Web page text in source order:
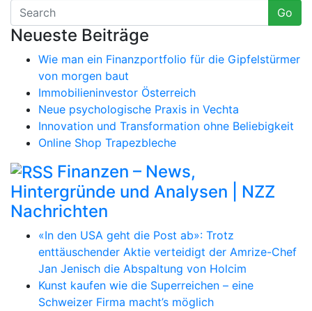
Go
Neueste Beiträge
Wie man ein Finanzportfolio für die Gipfelstürmer
von morgen baut
Immobilieninvestor Österreich
Neue psychologische Praxis in Vechta
Innovation und Transformation ohne Beliebigkeit
Online Shop Trapezbleche
Finanzen – News,
Hintergründe und Analysen | NZZ
Nachrichten
«In den USA geht die Post ab»: Trotz
enttäuschender Aktie verteidigt der Amrize-Chef
Jan Jenisch die Abspaltung von Holcim
Kunst kaufen wie die Superreichen – eine
Schweizer Firma macht’s möglich